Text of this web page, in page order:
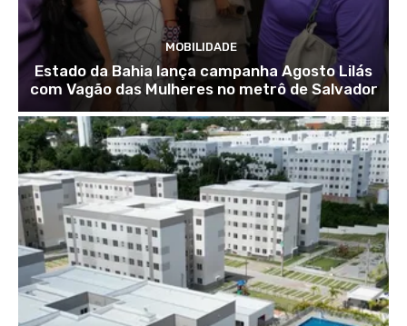
MOBILIDADE
Estado da Bahia lança campanha Agosto Lilás
com Vagão das Mulheres no metrô de Salvador